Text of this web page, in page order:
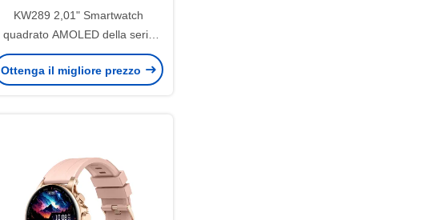
KW289 2,01" Smartwatch
quadrato AMOLED della serie
high-end Sifli con chiamata
Bluetooth
Ottenga il migliore prezzo